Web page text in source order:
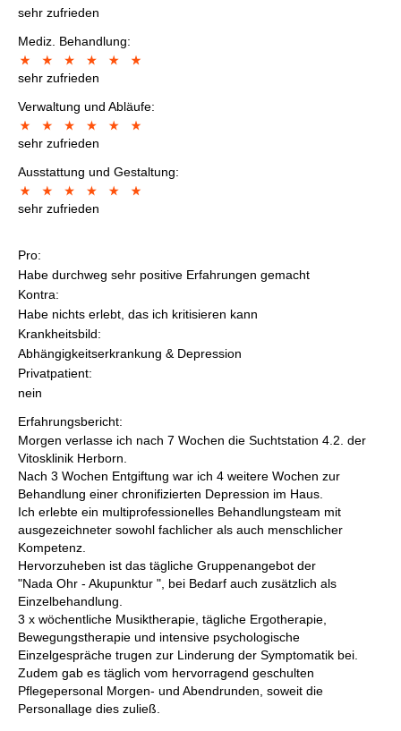
sehr zufrieden
Mediz. Behandlung:
sehr zufrieden
Verwaltung und Abläufe:
sehr zufrieden
Ausstattung und Gestaltung:
sehr zufrieden
Pro:
Habe durchweg sehr positive Erfahrungen gemacht
Kontra:
Habe nichts erlebt, das ich kritisieren kann
Krankheitsbild:
Abhängigkeitserkrankung & Depression
Privatpatient:
nein
Erfahrungsbericht:
Morgen verlasse ich nach 7 Wochen die Suchtstation 4.2. der
Vitosklinik Herborn.
Nach 3 Wochen Entgiftung war ich 4 weitere Wochen zur
Behandlung einer chronifizierten Depression im Haus.
Ich erlebte ein multiprofessionelles Behandlungsteam mit
ausgezeichneter sowohl fachlicher als auch menschlicher
Kompetenz.
Hervorzuheben ist das tägliche Gruppenangebot der
"Nada Ohr - Akupunktur ", bei Bedarf auch zusätzlich als
Einzelbehandlung.
3 x wöchentliche Musiktherapie, tägliche Ergotherapie,
Bewegungstherapie und intensive psychologische
Einzelgespräche trugen zur Linderung der Symptomatik bei.
Zudem gab es täglich vom hervorragend geschulten
Pflegepersonal Morgen- und Abendrunden, soweit die
Personallage dies zuließ.